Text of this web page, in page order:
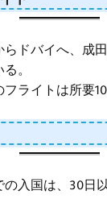
らドバイへ、成
。
ライトは所要10
の入国は、30日